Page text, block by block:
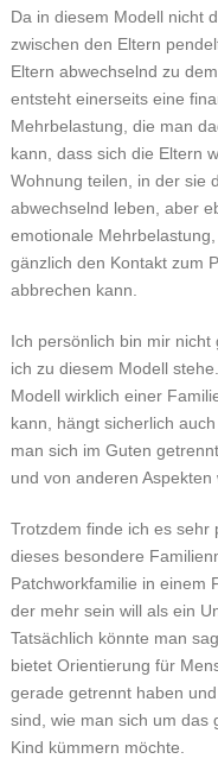
Da in diesem Modell nicht
zwischen den Eltern
Eltern abwechselnd zu
entsteht einerseits eine
Mehrbelastung, die man
kann, dass sich die Eltern
Wohnung teilen, in der sie
abwechselnd leben, aber
emotionale
gänzlich den Kontakt zum
abbrechen kann.
Ich persönlich bin mir nicht
ich zu diesem Modell
Modell wirklich einer
kann, hängt sicherlich
man sich im Guten
und von anderen Aspekten
Trotzdem finde ich es sehr
dieses besondere
Patchworkfamilie in einem
der mehr sein will als ein
Tatsächlich könnte man
bietet Orientierung für
gerade getrennt haben
sind, wie man sich um das
Kind kümmern möchte.